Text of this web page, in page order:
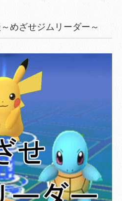
めざせジムリーダー～